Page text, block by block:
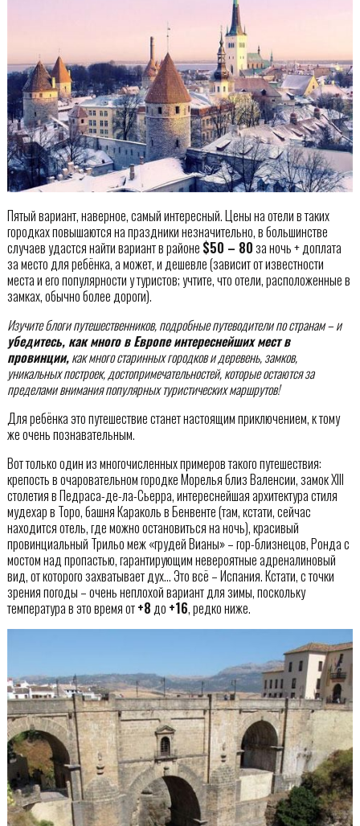
Пятый вариант, наверное, самый интересный. Цены на отели в таких
городках повышаются на праздники незначительно, в большинстве
случаев удастся найти вариант в районе $50 – 80за ночь + доплата
за место для ребёнка, а может, и дешевле (зависит от известности
места и его популярности у туристов; учтите, что отели, расположенные в
замках, обычно более дороги).
Изучите блоги путешественников, подробные путеводители по странам – и
убедитесь, как много в Европе интереснейших мест в
провинции,как много старинных городков и деревень, замков,
уникальных построек, достопримечательностей, которые остаются за
пределами внимания популярных туристических маршрутов!
Для ребёнка это путешествие станет настоящим приключением, к тому
же очень познавательным.
Вот только один из многочисленных примеров такого путешествия:
крепость в очаровательном городке Морелья близ Валенсии, замок XIII
столетия в Педраса-де-ла-Сьерра, интереснейшая архитектура стиля
мудехар в Торо, башня Караколь в Бенвенте (там, кстати, сейчас
находится отель, где можно остановиться на ночь), красивый
провинциальный Трильо меж «грудей Вианы» – гор-близнецов, Ронда с
мостом над пропастью, гарантирующим невероятные адреналиновый
вид, от которого захватывает дух… Это всё – Испания. Кстати, с точки
зрения погоды – очень неплохой вариант для зимы, поскольку
температура в это время от+8до +16, редко ниже.